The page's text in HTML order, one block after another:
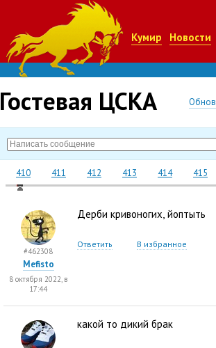
Кумир Новости
Гостевая ЦСКА
410 411 412 413 414 415
Дерби кривоногих, йоптыть
Ответить В избранное
#462308
Mefisto
8 октября 2022, в
17:44
какой то дикий брак